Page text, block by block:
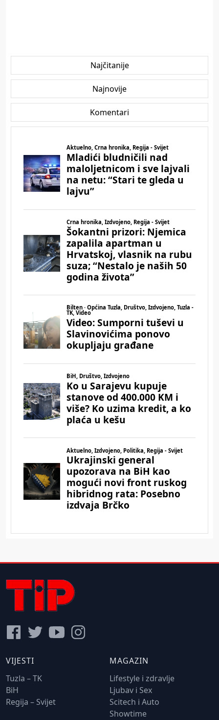
Najčitanije
Najnovije
Komentari
VIJESTI
Tuzla – TK
BiH
Regija – Svijet
MAGAZIN
Lifestyle i zdravlje
Ljubav i Sex
Scitech i Auto
Showtime